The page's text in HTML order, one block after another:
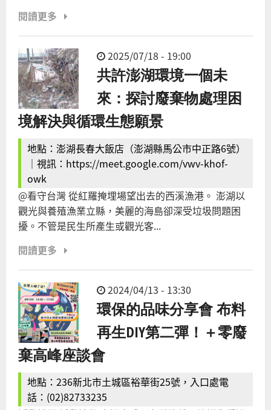
閱讀更多
2025/07/18 - 19:00
共許澎湖環境一個未
來：探討廢棄物處理困
境解決與循環生態願景
地點：澎湖長春大飯店（澎湖縣馬公市中正路6號）
｜視訊：https://meet.google.com/vwv-khof-
owk
@看守台灣 從紅羅掩埋場望出去的西溪漁港。 澎湖以
觀光與養殖漁業立縣，美麗的海島卻深受垃圾問題困
擾。不管是民生所產生或觀光客...
閱讀更多
2024/04/13 - 13:30
環保的品味分享會 布料
再生DIY第二彈！＋零廢
棄高峰座談會
地點：236新北市土城區裕華街25號，入口處電
話：(02)82733235